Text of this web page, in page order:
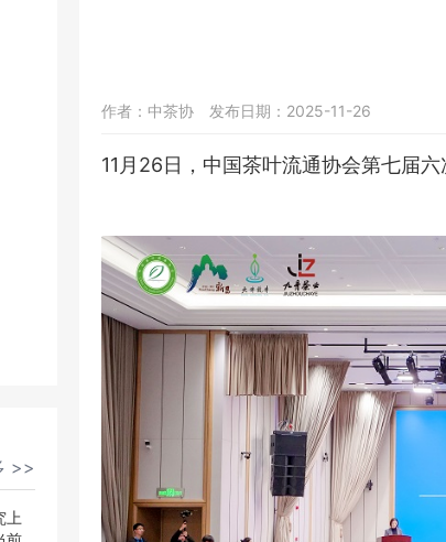
>>
上
作者：中茶协 发布日期：2025-11-26
11月26日，中国茶叶流通协会第七届
>>
上